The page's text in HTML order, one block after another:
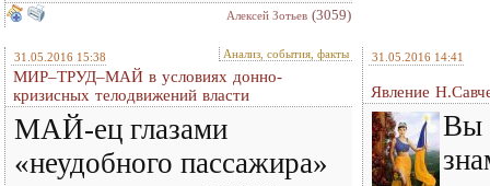
Алексей Зотьев (3059)
31.05.2016 15:38 Анализ, события, факты
МИР–ТРУД–МАЙ в условиях донно-
кризисных телодвижений власти
МАЙ-ец глазами
«неудобного пассажира»
31.05.2016 14:41
Явление
Вы